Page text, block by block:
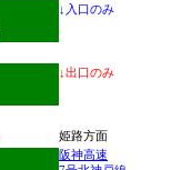
↓入口のみ
↓出口のみ
姫路方面
阪神高速